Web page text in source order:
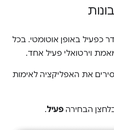
כפעיל באופן אוטומטי. בכל
את האפליקציה לאימות
הבחירה פעיל.